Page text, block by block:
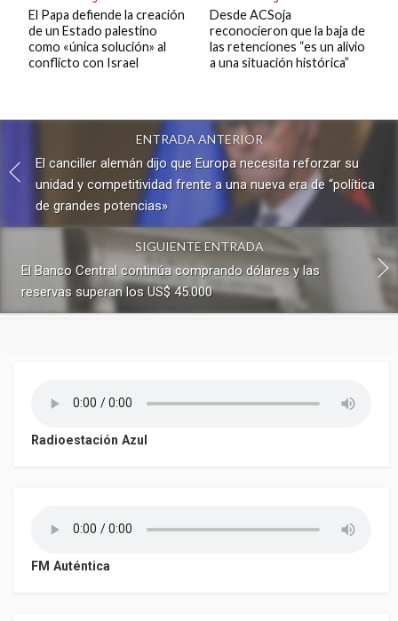
El Papa defiende la creación
de un Estado palestino
como «única solución» al
conflicto con Israel
Desde ACSoja
reconocieron que la baja de
las retenciones “es un alivio
a una situación histórica”
ENTRADA ANTERIOR
El canciller alemán dijo que Europa necesita reforzar su
unidad y competitividad frente a una nueva era de “política
de grandes potencias»
SIGUIENTE ENTRADA
El Banco Central continúa comprando dólares y las
reservas superan los US$ 45.000
Radioestación Azul
FM Auténtica